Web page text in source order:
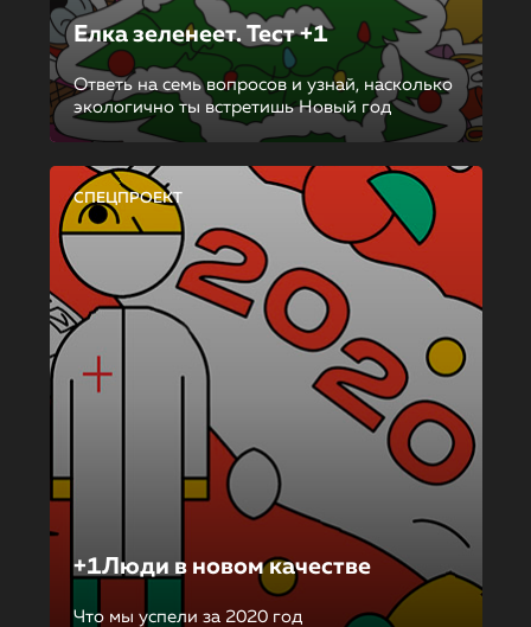
Елка зеленеет. Тест +1
Ответь на семь вопросов и узнай, насколько
экологично ты встретишь Новый год
СПЕЦПРОЕКТ
+1Люди в новом качестве
Что мы успели за 2020 год